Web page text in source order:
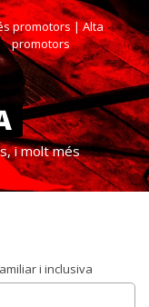
promotors| Alta
promotors
i molt més
i inclusiva